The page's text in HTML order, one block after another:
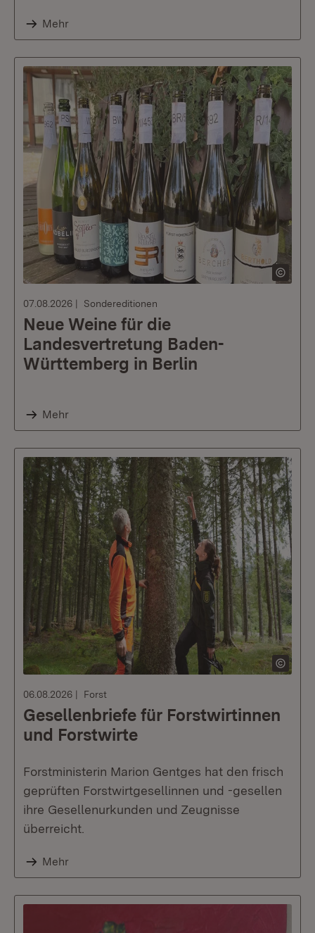
Mehr
07.08.2026 Sondereditionen
Neue Weine für die
Landesvertretung Baden-
Württemberg in Berlin
Mehr
06.08.2026 Forst
Gesellenbriefe für Forstwirtinnen
und Forstwirte
Forstministerin Marion Gentges hat den frisch
geprüften Forstwirtgesellinnen und -gesellen
ihre Gesellenurkunden und Zeugnisse
überreicht.
Mehr